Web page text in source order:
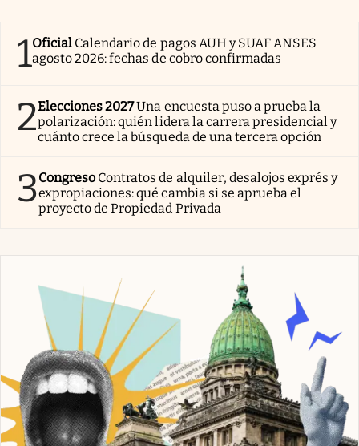
1Oficial Calendario de pagos AUH y SUAF ANSES
agosto 2026: fechas de cobro confirmadas
2Elecciones 2027Una encuesta puso a prueba la
polarización: quién lidera la carrera presidencial y
cuánto crece la búsqueda de una tercera opción
3Congreso Contratos de alquiler, desalojos exprés y
expropiaciones: qué cambia si se aprueba el
proyecto de Propiedad Privada